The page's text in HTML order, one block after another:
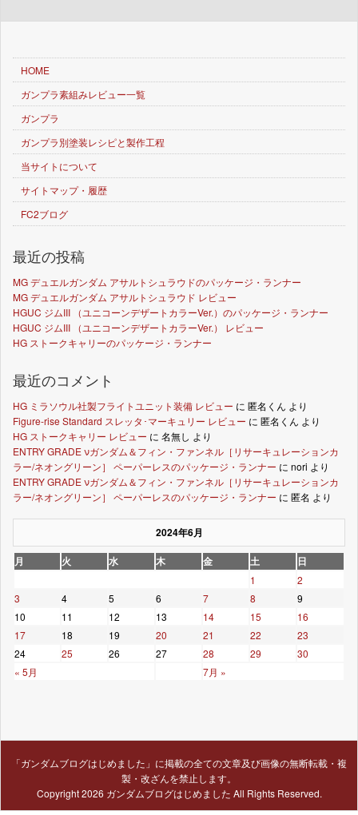
HOME
ガンプラ素組みレビュー一覧
ガンプラ
ガンプラ別塗装レシピと製作工程
当サイトについて
サイトマップ・履歴
FC2ブログ
最近の投稿
MG デュエルガンダム アサルトシュラウドのパッケージ・ランナー
MG デュエルガンダム アサルトシュラウド レビュー
HGUC ジムIII （ユニコーンデザートカラーVer.）のパッケージ・ランナー
HGUC ジムIII （ユニコーンデザートカラーVer.） レビュー
HG ストークキャリーのパッケージ・ランナー
最近のコメント
HG ミラソウル社製フライトユニット装備 レビュー に 匿名くん より
Figure-rise Standard スレッタ･マーキュリー レビュー に 匿名くん より
HG ストークキャリー レビュー に 名無し より
ENTRY GRADE νガンダム＆フィン・ファンネル［リサーキュレーションカ
ラー/ネオングリーン］ ペーパーレスのパッケージ・ランナー に nori より
ENTRY GRADE νガンダム＆フィン・ファンネル［リサーキュレーションカ
ラー/ネオングリーン］ ペーパーレスのパッケージ・ランナー に 匿名 より
2024年6月
月
火 水 木 金 土 日
« 5月 7月 »
1
2
3
4 5 6 7 8
9
10
11 12 13 14 15
16
17
18 19 20 21 22
23
24
25 26 27 28 29 30
「ガンダムブログはじめました」に掲載の全ての文章及び画像の無断転載・複
製・改ざんを禁止します。
Copyright 2026 ガンダムブログはじめました All Rights Reserved.